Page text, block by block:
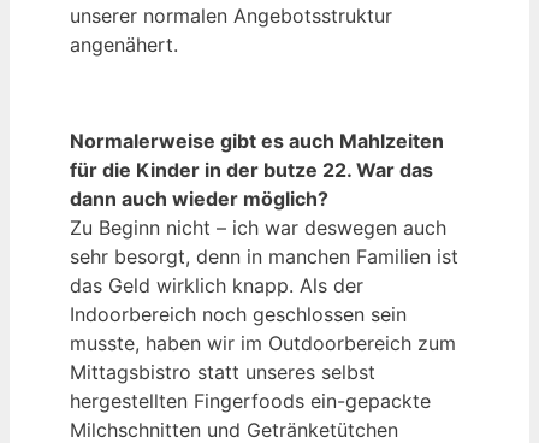
unserer normalen Angebotsstruktur
angenähert.
Normalerweise gibt es auch Mahlzeiten
für die Kinder in der butze 22. War das
dann auch wieder möglich?
Zu Beginn nicht – ich war deswegen auch
sehr besorgt, denn in manchen Familien ist
das Geld wirklich knapp. Als der
Indoorbereich noch geschlossen sein
musste, haben wir im Outdoorbereich zum
Mittagsbistro statt unseres selbst
hergestellten Fingerfoods ein-gepackte
Milchschnitten und Getränketütchen